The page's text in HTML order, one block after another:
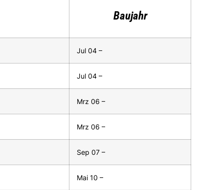
Baujahr
Jul 04 –
Jul 04 –
Mrz 06 –
Mrz 06 –
Sep 07 –
Mai 10 –